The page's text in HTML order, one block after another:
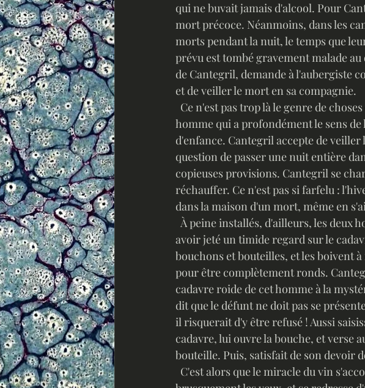
qui ne buvait jamais d'alcool. Pour
mort précoce. Néanmoins, dans les
morts pendant la nuit, le temps que
prévu est tombé gravement malade
de Cantegril, demande à l'aubergiste
et de veiller le mort en sa compagnie.
homme qui a profondément le sens
d'enfance. Cantegril accepte de
question de passer une nuit entière
copieuses provisions. Cantegril se
réchauffer. Ce n'est pas si farfelu :
dans la maison d'un mort, même en
avoir jeté un timide regard sur le
bouchons et bouteilles, et les boivent
pour être complètement ronds.
cadavre roide de cet homme à la
dit que le défunt ne doit pas se
il risquerait d'y être refusé ! Aussi
cadavre, lui ouvre la bouche, et verse
bouteille. Puis, satisfait de son devoir